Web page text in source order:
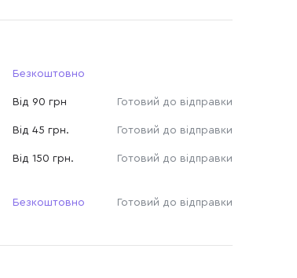
Безкоштовно
Від 90 грн Готовий до відправки
Від 45 грн. Готовий до відправки
Від 150 грн. Готовий до відправки
Безкоштовно Готовий до відправки